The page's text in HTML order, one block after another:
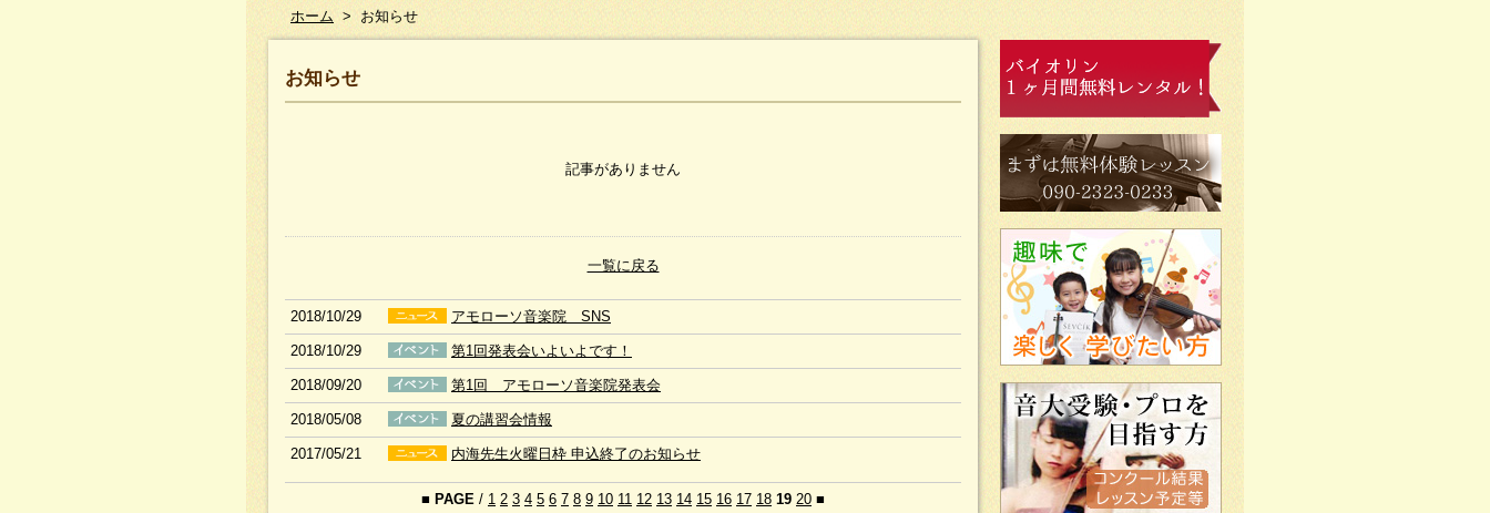
ホーム > お知らせ
お知らせ
記事がありません
一覧に戻る
2018/10/29 アモローソ音楽院 SNS
2018/10/29 第1回発表会いよいよです！
2018/09/20 第1回 アモローソ音楽院発表会
2018/05/08 夏の講習会情報
2017/05/21 内海先生火曜日枠 申込終了のお知らせ
■ PAGE / 1 2 3 4 5 6 7 8 9 10 11 12 13 14 15 16 17 18 19 20 ■